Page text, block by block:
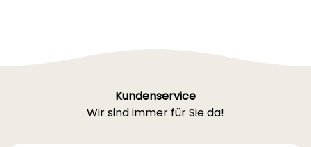
Kundenservice
Wir sind immer für Sie da!